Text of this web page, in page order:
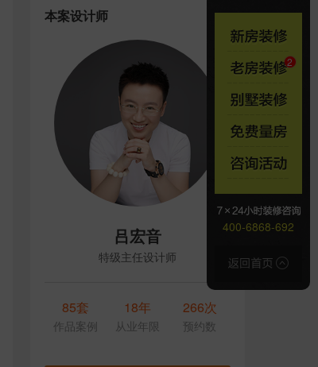
本案设计师
吕宏音
特级主任设计师
266次
预约数
18年
从业年限
85套
作品案例
400-6868-692